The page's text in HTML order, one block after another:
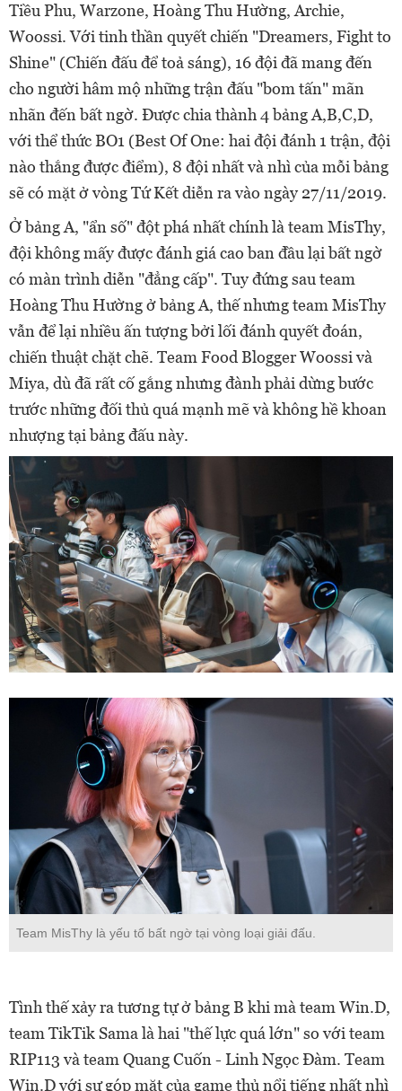
Tiều Phu, Warzone, Hoàng Thu Hường, Archie,
Woossi. Với tinh thần quyết chiến "Dreamers, Fight to
Shine" (Chiến đấu để toả sáng), 16 đội đã mang đến
cho người hâm mộ những trận đấu "bom tấn" mãn
nhãn đến bất ngờ. Được chia thành 4 bảng A,B,C,D,
với thể thức BO1 (Best Of One: hai đội đánh 1 trận, đội
nào thắng được điểm), 8 đội nhất và nhì của mỗi bảng
sẽ có mặt ở vòng Tứ Kết diễn ra vào ngày 27/11/2019.
Ở bảng A, "ẩn số" đột phá nhất chính là team MisThy,
đội không mấy được đánh giá cao ban đầu lại bất ngờ
có màn trình diễn "đẳng cấp". Tuy đứng sau team
Hoàng Thu Hường ở bảng A, thế nhưng team MisThy
vẫn để lại nhiều ấn tượng bởi lối đánh quyết đoán,
chiến thuật chặt chẽ. Team Food Blogger Woossi và
Miya, dù đã rất cố gắng nhưng đành phải dừng bước
trước những đối thủ quá mạnh mẽ và không hề khoan
nhượng tại bảng đấu này.
Team MisThy là yếu tố bất ngờ tại vòng loại giải đấu.
Tình thế xảy ra tương tự ở bảng B khi mà team Win.D,
team TikTik Sama là hai "thế lực quá lớn" so với team
RIP113 và team Quang Cuốn - Linh Ngọc Đàm. Team
Win.D với sự góp mặt của game thủ nổi tiếng nhất nhì